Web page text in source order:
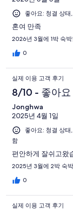
좋아요: 청결 상
혼여 만족
2026년 3월에 1박 숙
0
실제 이용 고객 후기
8/10 - 좋아요
Jonghwa
2025년 4월 1일
좋아요: 청결 상
함
편안하게 잘쉬고왔
2025년 3월에 2박 숙
0
실제 이용 고객 후기